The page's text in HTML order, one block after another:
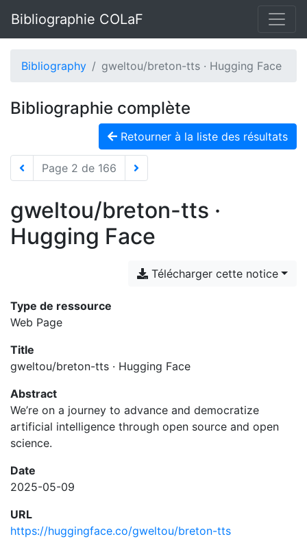
Bibliographie COLaF
Bibliography gweltou/breton-tts · Hugging Face
Bibliographie complète
Retourner à la liste des résultats
Page 2 de 166
gweltou/breton-tts ·
Hugging Face
Télécharger cette notice
Type de ressource
Web Page
Title
gweltou/breton-tts · Hugging Face
Abstract
We’re on a journey to advance and democratize
artificial intelligence through open source and open
science.
Date
2025-05-09
URL
https://huggingface.co/gweltou/breton-tts